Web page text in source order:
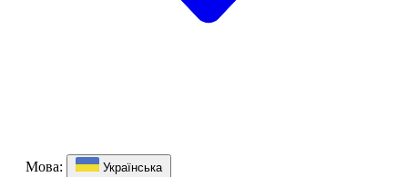
Мова: Українська